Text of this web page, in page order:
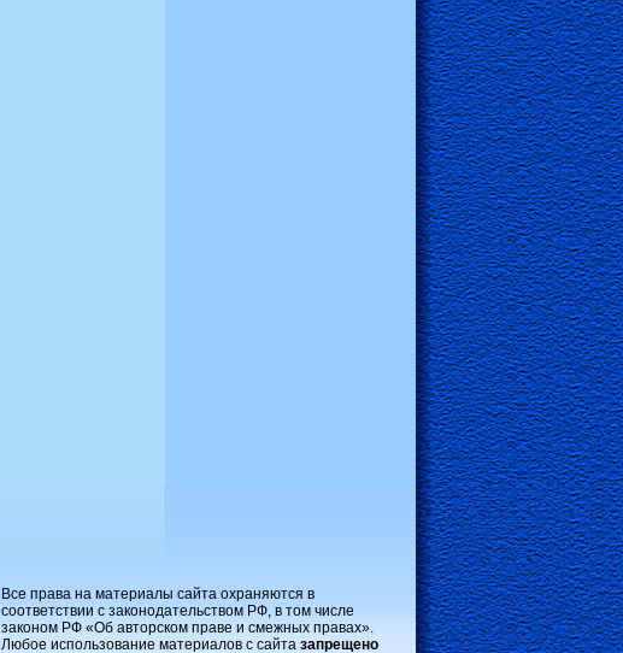
Все права на материалы сайта охраняются в
соответствии с законодательством РФ, в том числе
законом РФ «Об авторском праве и смежных правах».
Любое использование материалов с сайта запрещено